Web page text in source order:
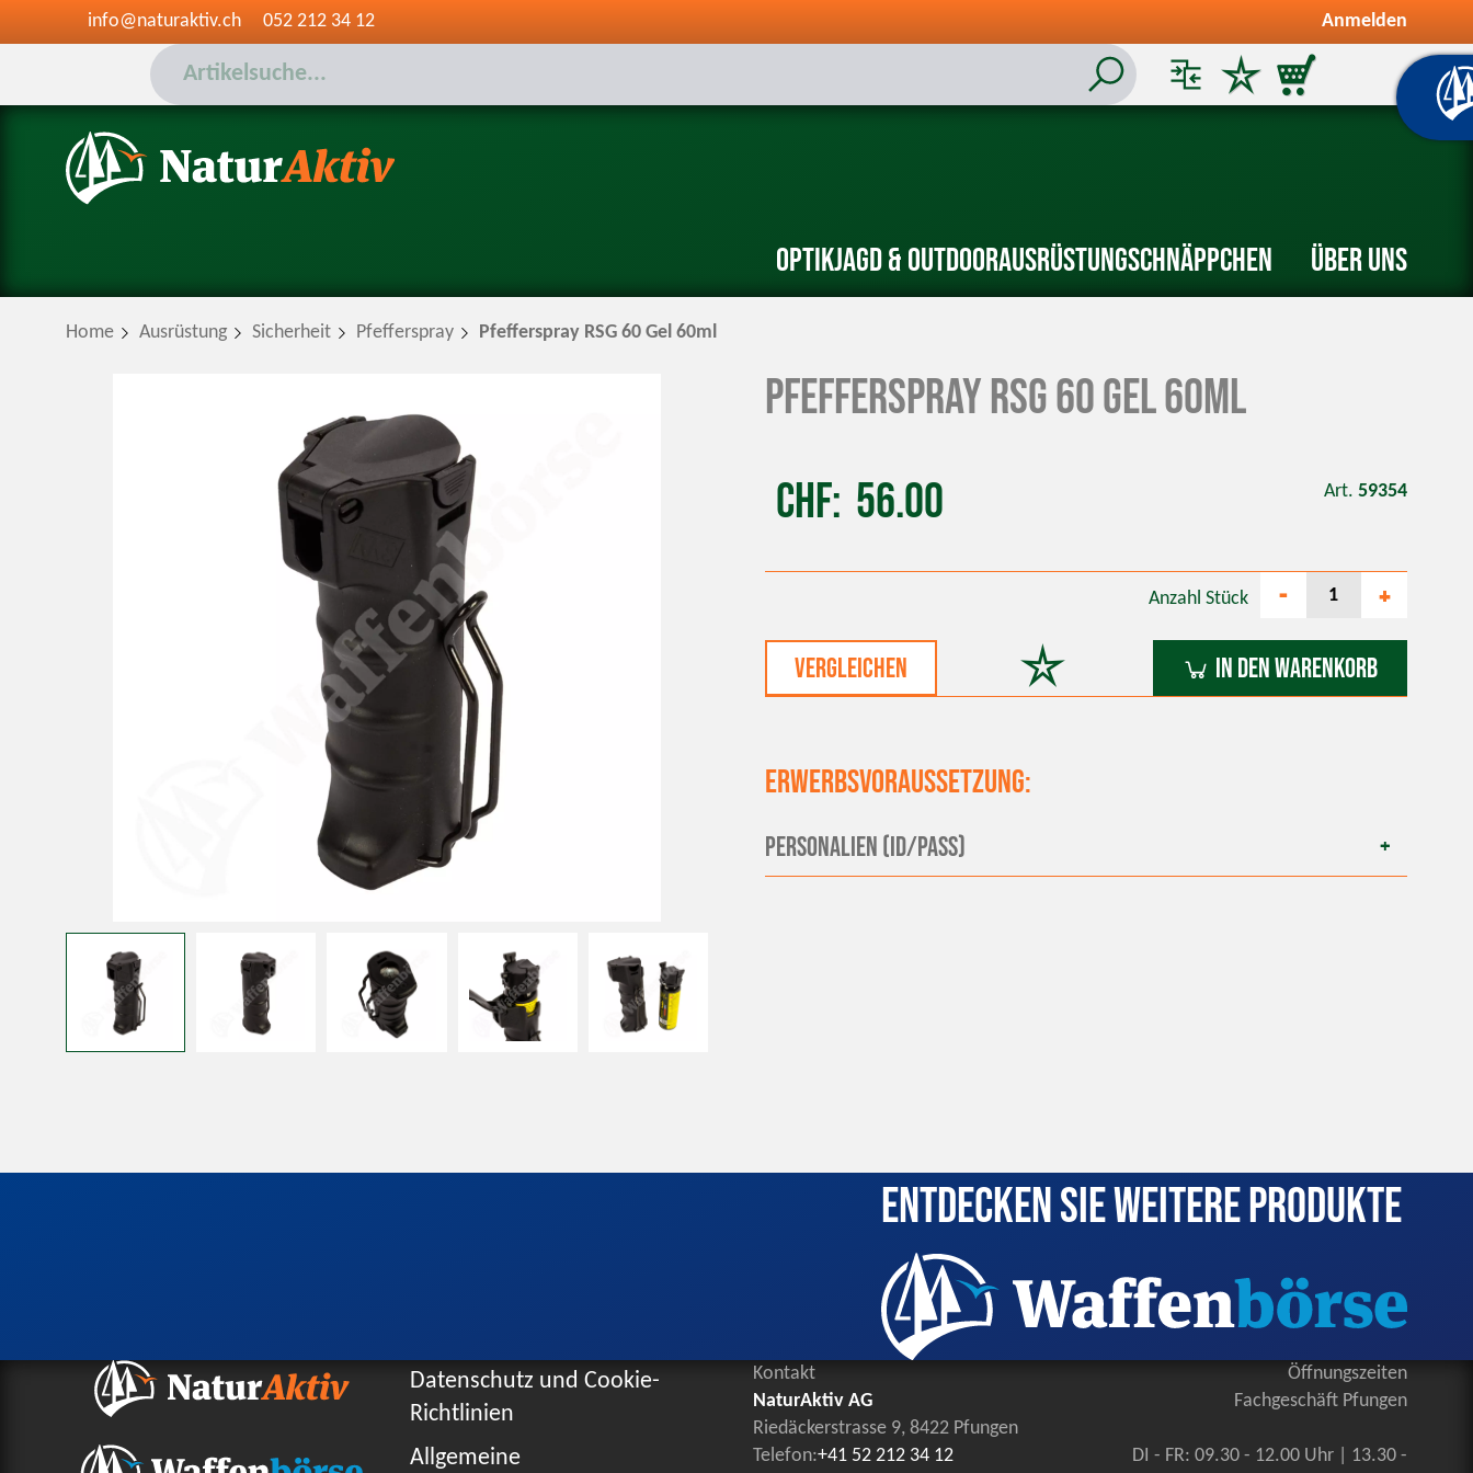
info@naturaktiv.ch 052 212 34 12 Anmelden
OptikJagd & OutdoorAusrüstungSchnäppchen Über uns
Home Ausrüstung Sicherheit Pfefferspray Pfefferspray RSG 60 Gel 60ml
Pfefferspray RSG 60 Gel 60ml
CHF 56.00 Art. 59354
vergleichen
Anzahl Stück - +
In den Warenkorb
Erwerbsvoraussetzung:
Personalien (ID/Pass)
Entdecken Sie weitere Produkte
Datenschutz und Cookie-
Richtlinien
Allgemeine
Kontakt
NaturAktiv AG
Riedäckerstrasse 9, 8422 Pfungen
Telefon:+41 52 212 34 12
Öffnungszeiten
Fachgeschäft Pfungen
DI - FR: 09.30 - 12.00 Uhr | 13.30 -